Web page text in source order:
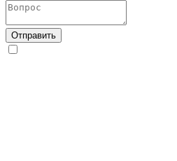
Отправить